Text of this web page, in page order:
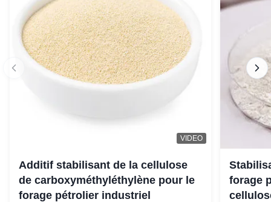
VIDEO
Additif stabilisant de la cellulose
de carboxyméthyléthylène pour le
forage pétrolier industriel
forage